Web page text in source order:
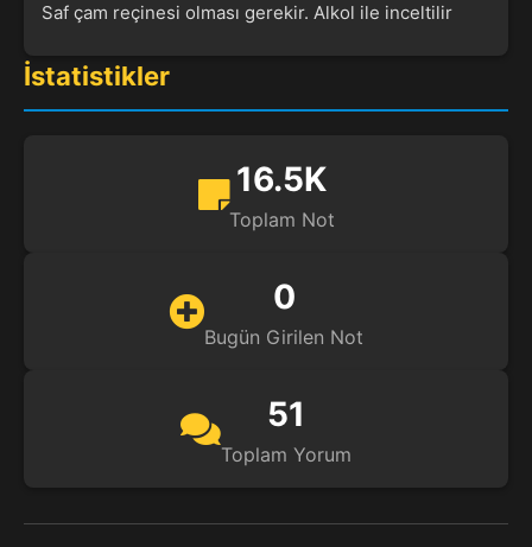
Saf çam reçinesi olması gerekir. Alkol ile inceltilir
İstatistikler
16.5K
Toplam Not
0
Bugün Girilen Not
51
Toplam Yorum